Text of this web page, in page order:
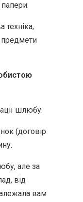
техніка,
предмети
шлюбу.
(договір
але за
від
вам